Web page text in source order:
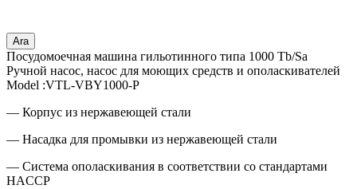
Ara
Посудомоечная машина гильотинного типа 1000 Tb/Sa
Ручной насос, насос для моющих средств и ополаскивателей
Model :VTL-VBY1000-P
— Корпус из нержавеющей стали
— Насадка для промывки из нержавеющей стали
— Система ополаскивания в соответствии со стандартами
HACCP